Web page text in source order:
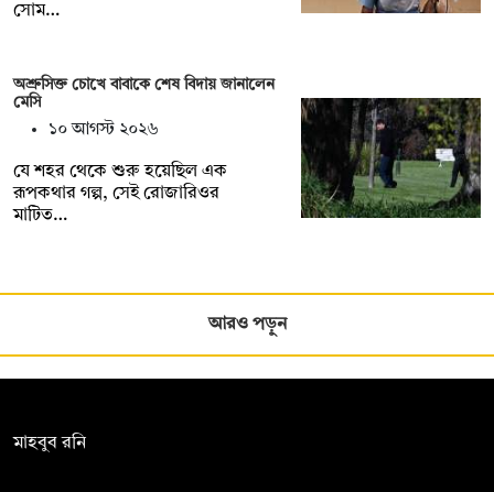
সোম…
অশ্রুসিক্ত চোখে বাবাকে শেষ বিদায় জানালেন
মেসি
১০ আগস্ট ২০২৬
যে শহর থেকে শুরু হয়েছিল এক
রূপকথার গল্প, সেই রোজারিওর
মাটিত…
আরও পড়ুন
মাহবুব রনি